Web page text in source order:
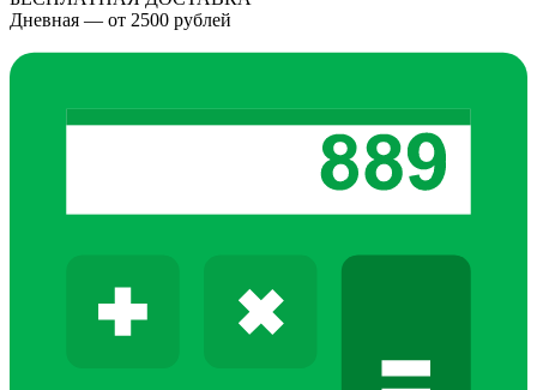
Дневная — от 2500 рублей